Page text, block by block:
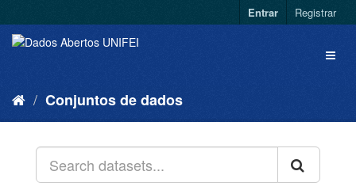
Entrar Registrar
Conjuntos de dados